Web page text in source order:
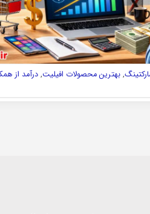
,بهترین محصولات افیلیت,درآمد از